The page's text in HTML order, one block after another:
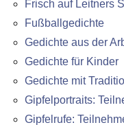
Frisch auf Leitners
Fußballgedichte
Gedichte aus der
Gedichte für Kinder
Gedichte mit
Gipfelportraits:
Gipfelrufe: